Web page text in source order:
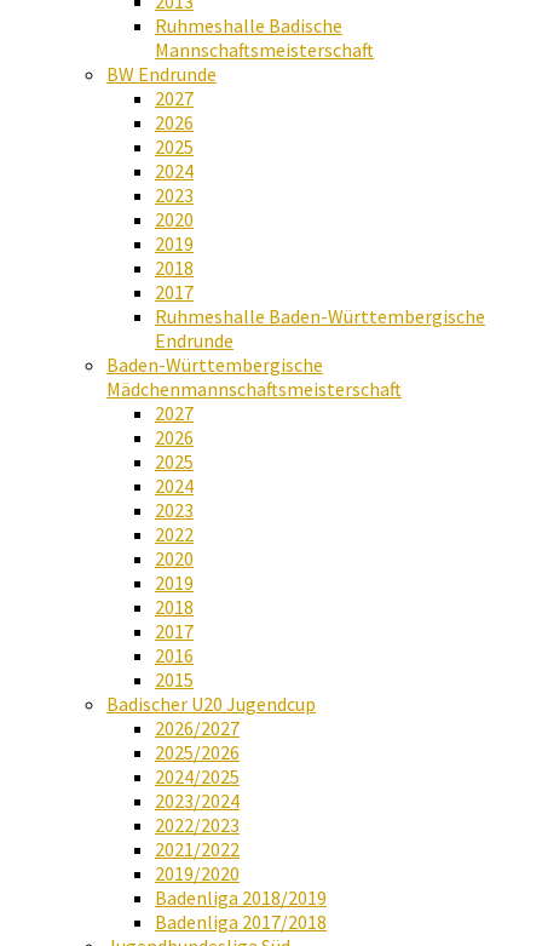
Ruhmeshalle Badische
Mannschaftsmeisterschaft
BW Endrunde
2027
2026
2025
2024
2023
2020
2019
2018
2017
Ruhmeshalle Baden-Württembergische
Endrunde
Baden-Württembergische
Mädchenmannschaftsmeisterschaft
2027
2026
2025
2024
2023
2022
2020
2019
2018
2017
2016
2015
Badischer U20 Jugendcup
2026/2027
2025/2026
2024/2025
2023/2024
2022/2023
2021/2022
2019/2020
Badenliga 2018/2019
Badenliga 2017/2018